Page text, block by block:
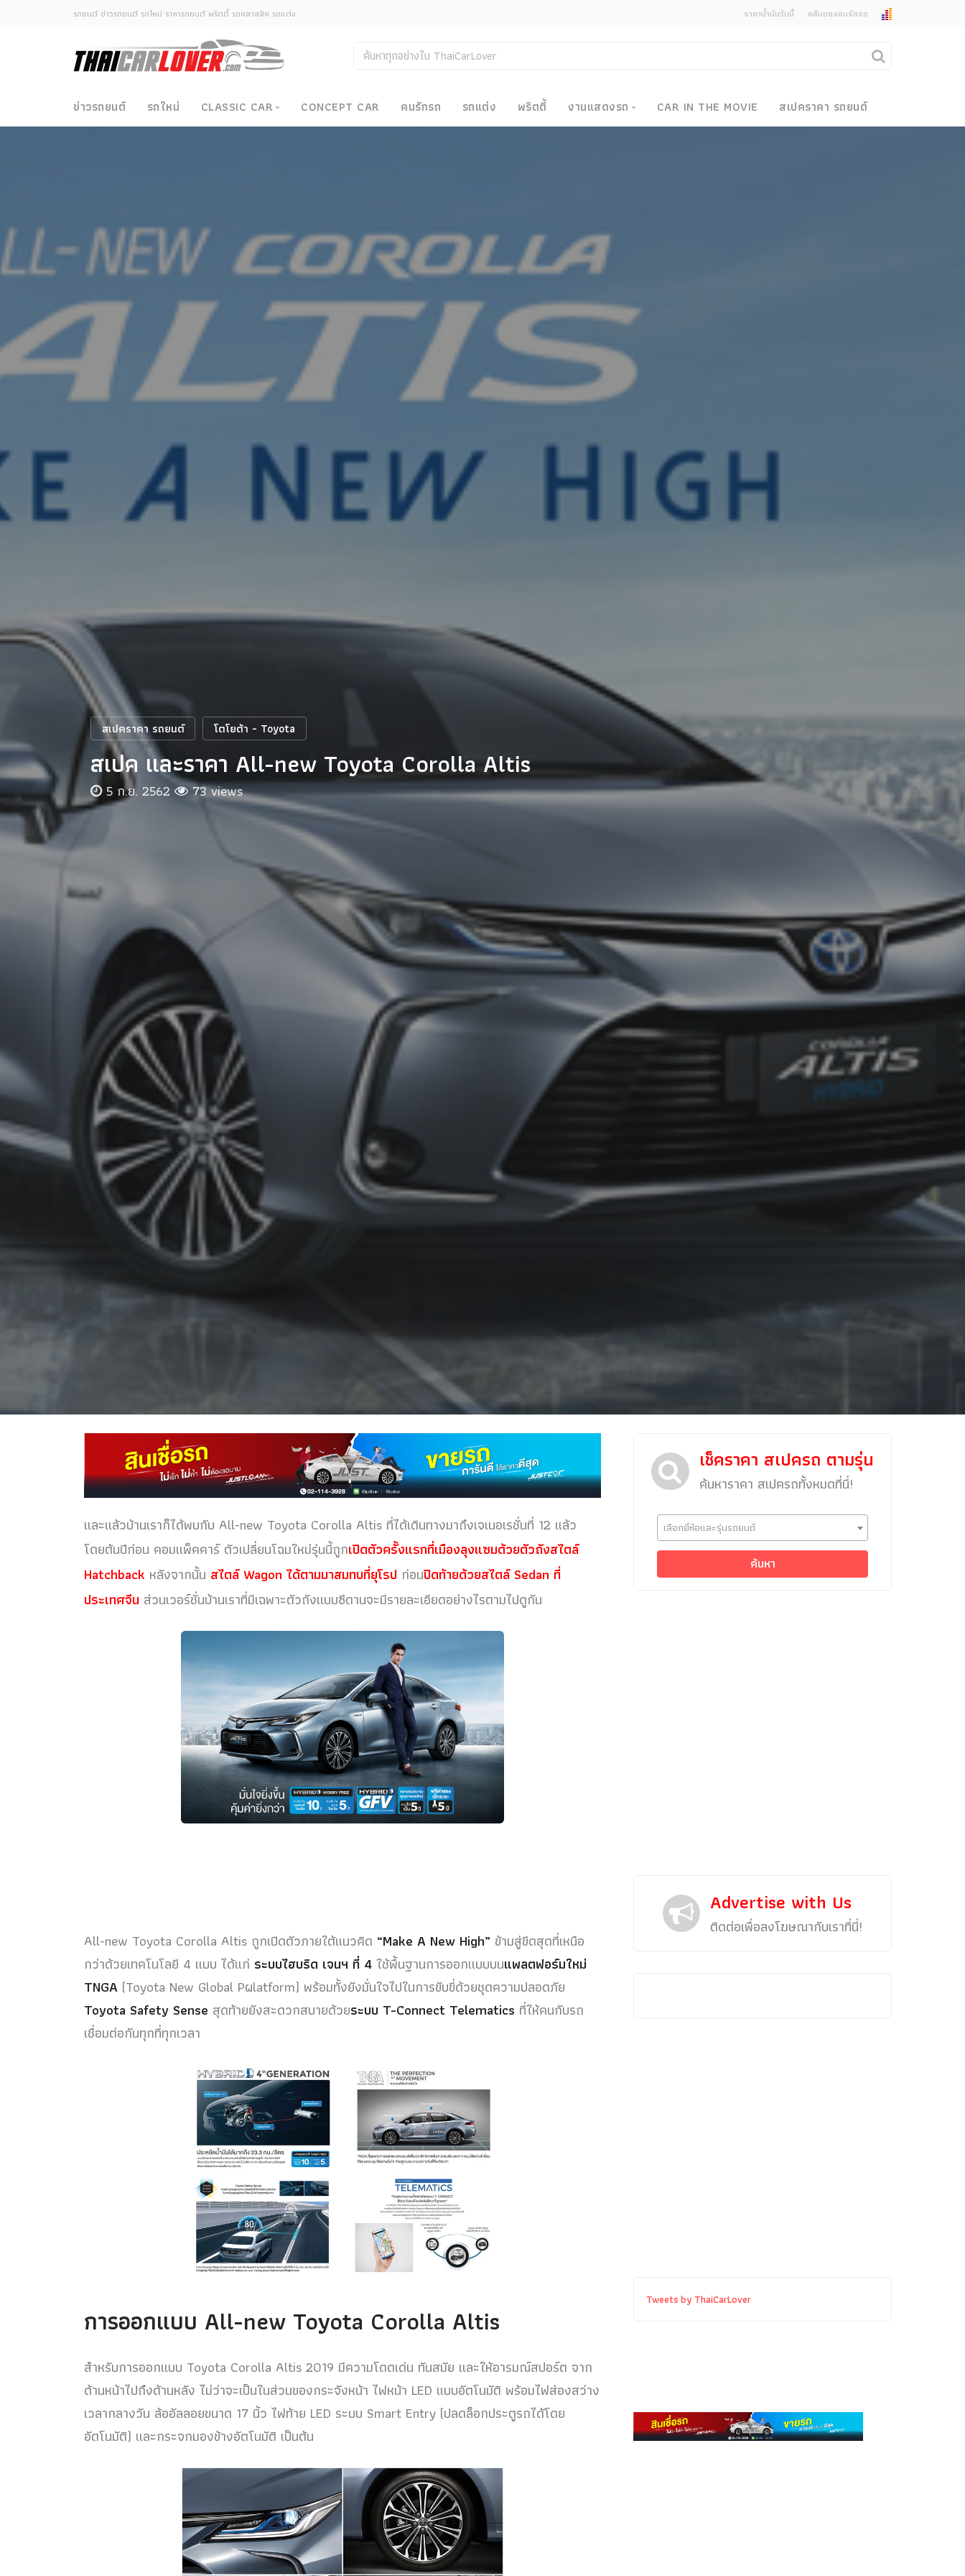
คุณต้องการยกเลิกการแจ้งเตือนข่าวสารเมื่อมีการ
อัพเดตใช่หรือไม่?
รถยนต์ ข่าวรถยนต์ รถใหม่ ราคารถยนต์ พริตตี้ รถคลาสสิค รถแต่ง ราคาน้ำมันวันนี้ คลับของคนรักรถ
Concept Car
ข่าวรถยนต์ รถใหม่ CLASSIC CAR CONCEPT CAR คนรักรถ รถแต่ง พริตตี้ งานแสดงรถ
Motor Expo
Motor Show
Supercar & Import Car Show
CAR IN THE MOVIE สเปคราคา รถยนต์
สเปคราคา รถยนต์ โตโยต้า - Toyota
สเปค และราคา All-new Toyota Corolla Altis
5 ก.ย. 2562 73 views
และแล้วบ้านเราก็ได้พบกับ All-new Toyota Corolla Altis ที่ได้เดินทางมาถึงเจเนอเรชั่นที่ 12 แล้ว
โดยต้นปีก่อน คอมแพ็คคาร์ ตัวเปลี่ยนโฉมใหม่รุ่นนี้ถูกเปิดตัวครั้งแรกที่เมืองลุงแซมด้วยตัวถังสไตล์
Hatchback หลังจากนั้น สไตล์ Wagon ได้ตามมาสมทบที่ยุโรป ก่อนปิดท้ายด้วยสไตล์ Sedan ที่
ประเทศจีน ส่วนเวอร์ชั่นบ้านเราที่มีเฉพาะตัวถังแบบซีดานจะมีรายละเอียดอย่างไรตามไปดูกัน
All-new Toyota Corolla Altis ถูกเปิดตัวภายใต้แนวคิด “Make A New High” ข้ามสู่ขีดสุดที่เหนือ
กว่าด้วยเทคโนโลยี 4 แบบ ได้แก่ ระบบไฮบริด เจนฯ ที่ 4 ใช้พื้นฐานการออกแบบบนแพลตฟอร์มใหม่
TNGA (Toyota New Global Pผlatform) พร้อมทั้งยังมั่นใจไปในการขับขี่ด้วยชุดความปลอดภัย
Toyota Safety Sense สุดท้ายยังสะดวกสบายด้วยระบบ T-Connect Telematics ที่ให้คนกับรถ
เชื่อมต่อกันทุกที่ทุกเวลา
การออกแบบ All-new Toyota Corolla Altis
สำหรับการออกแบบ Toyota Corolla Altis 2019 มีความโดดเด่น ทันสมัย และให้อารมณ์สปอร์ต จาก
ด้านหน้าไปถึงด้านหลัง ไม่ว่าจะเป็นในส่วนของกระจังหน้า ไฟหน้า LED แบบอัตโนมัติ พร้อมไฟส่องสว่าง
เวลากลางวัน ล้ออัลลอยขนาด 17 นิ้ว ไฟท้าย LED ระบบ Smart Entry (ปลดล็อกประตูรถได้โดย
อัตโนมัติ) และกระจกมองข้างอัตโนมัติ เป็นต้น
เช็คราคา สเปครถ ตามรุ่น
ค้นหาราคา สเปครถทั้งหมดที่นี่!
เลือกยี่ห้อและรุ่นรถยนต์
ค้นหา
Advertise with Us
ติดต่อเพื่อลงโฆษณากับเราที่นี่!
Tweets by ThaiCarLover